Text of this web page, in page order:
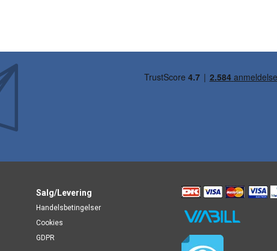
Salg/Levering
Handelsbetingelser
Cookies
GDPR